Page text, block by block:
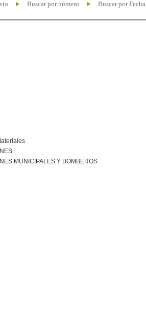
Buscar por número Buscar por Fecha
MUNICIPALES Y BOMBEROS